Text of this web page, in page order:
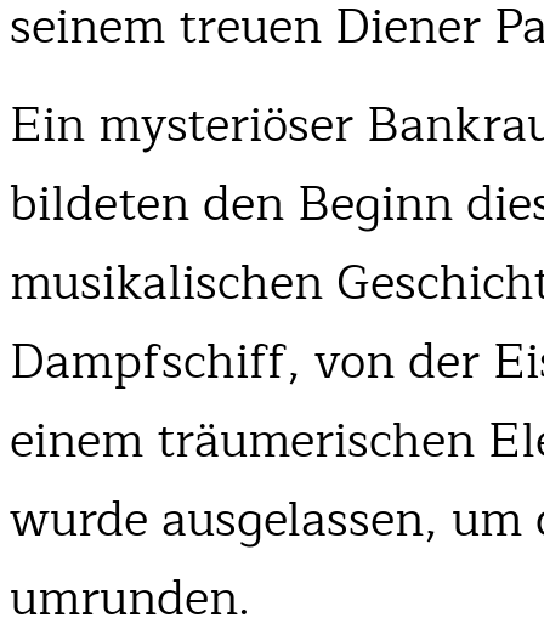
seinem treuen Diener
Ein mysteriöser
bildeten den Beginn
musikalischen
Dampfschiff, von der
einem träumerischen
wurde ausgelassen,
umrunden.